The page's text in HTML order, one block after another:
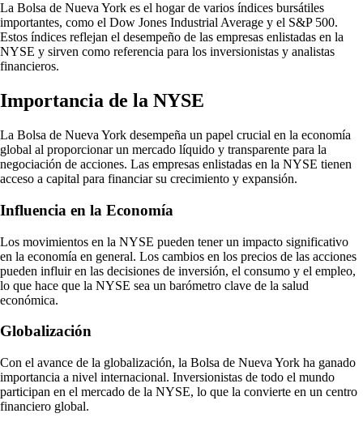
La Bolsa de Nueva York es el hogar de varios índices bursátiles
importantes, como el Dow Jones Industrial Average y el S&P 500.
Estos índices reflejan el desempeño de las empresas enlistadas en la
NYSE y sirven como referencia para los inversionistas y analistas
financieros.
Importancia de la NYSE
La Bolsa de Nueva York desempeña un papel crucial en la economía
global al proporcionar un mercado líquido y transparente para la
negociación de acciones. Las empresas enlistadas en la NYSE tienen
acceso a capital para financiar su crecimiento y expansión.
Influencia en la Economía
Los movimientos en la NYSE pueden tener un impacto significativo
en la economía en general. Los cambios en los precios de las acciones
pueden influir en las decisiones de inversión, el consumo y el empleo,
lo que hace que la NYSE sea un barómetro clave de la salud
económica.
Globalización
Con el avance de la globalización, la Bolsa de Nueva York ha ganado
importancia a nivel internacional. Inversionistas de todo el mundo
participan en el mercado de la NYSE, lo que la convierte en un centro
financiero global.